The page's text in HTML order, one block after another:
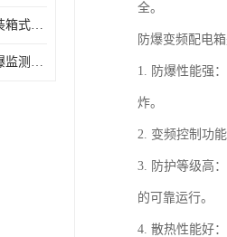
易燃易爆环境 湖北集装箱式防爆小屋
纺织化工石油 深圳防爆监测小屋
全。
防爆变频配电
1. 防爆性能强
炸。
2. 变频控制功
3. 防护等级高
的可靠运行。
4. 散热性能好